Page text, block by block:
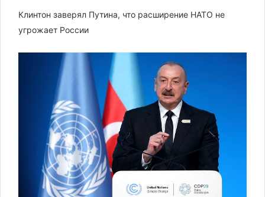
Клинтон заверял Путина, что расширение НАТО не
угрожает России